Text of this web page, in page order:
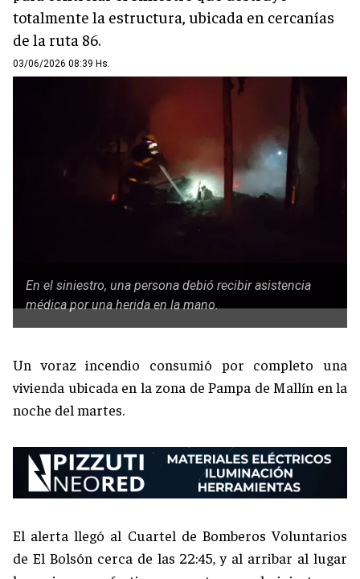
totalmente la estructura, ubicada en cercanías
de la ruta 86.
03/06/2026 08:39 Hs.
En el siniestro, una persona debió recibir asistencia
médica por una herida en la mano.
Un voraz incendio consumió por completo una
vivienda ubicada en la zona de Pampa de Mallín en la
noche del martes.
El alerta llegó al Cuartel de Bomberos Voluntarios
de El Bolsón cerca de las 22:45, y al arribar al lugar